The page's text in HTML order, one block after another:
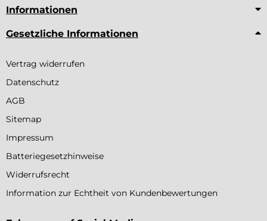
Informationen
Gesetzliche Informationen
Vertrag widerrufen
Datenschutz
AGB
Sitemap
Impressum
Batteriegesetzhinweise
Widerrufsrecht
Information zur Echtheit von Kundenbewertungen